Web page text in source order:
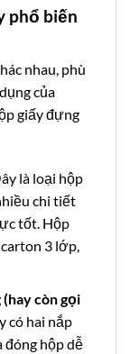
phổ biến
nhau, phù
của
giấy đựng
là loại hộp
chi tiết
tốt. Hộp
3 lớp,
còn gọi
có hai nắp
đóng hộp dễ